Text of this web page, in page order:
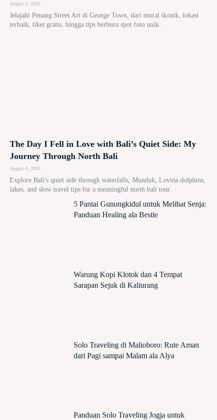
August 5, 2026
Jelajahi Penang Street Art di George Town, dari mural ikonik, lokasi
terbaik, tiket gratis, hingga tips berburu spot foto unik.
The Day I Fell in Love with Bali’s Quiet Side: My
Journey Through North Bali
August 4, 2026
Explore Bali's quiet side through waterfalls, Munduk, Lovina dolphins,
lakes, and slow travel tips for a meaningful north bali tour.
5 Pantai Gunungkidul untuk Melihat Senja:
Panduan Healing ala Bestie
Warung Kopi Klotok dan 4 Tempat
Sarapan Sejuk di Kaliurang
Solo Traveling di Malioboro: Rute Aman
dari Pagi sampai Malam ala Alya
Panduan Solo Traveling Jogja untuk